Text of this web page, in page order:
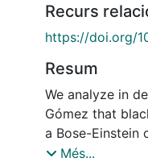
Recurs
https://doi.org/
Resum
We analyze in
Gómez that
a Bose-Einstein
we extend the
Més...